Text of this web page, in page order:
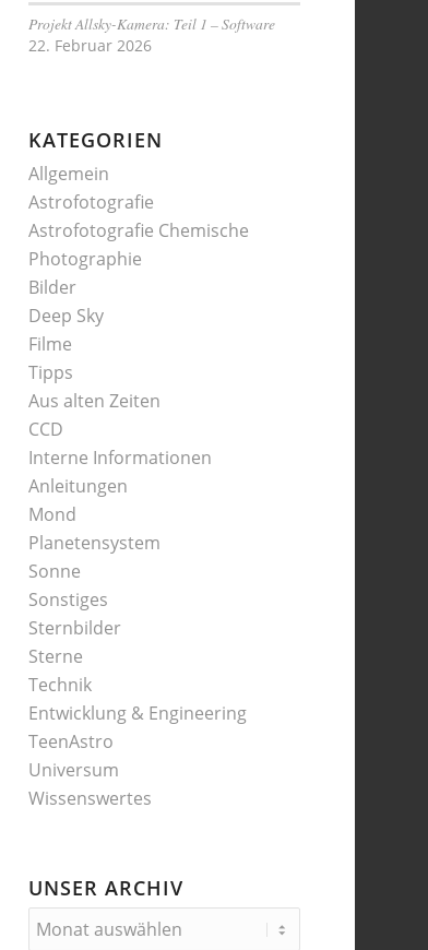
Projekt Allsky-Kamera: Teil 1 – Software
22. Februar 2026
KATEGORIEN
Allgemein
Astrofotografie
Astrofotografie Chemische
Photographie
Bilder
Deep Sky
Filme
Tipps
Aus alten Zeiten
CCD
Interne Informationen
Anleitungen
Mond
Planetensystem
Sonne
Sonstiges
Sternbilder
Sterne
Technik
Entwicklung & Engineering
TeenAstro
Universum
Wissenswertes
UNSER ARCHIV